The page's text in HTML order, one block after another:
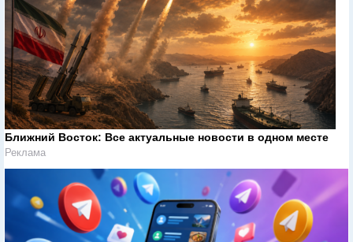
Ближний Восток: Все актуальные новости в одном месте
Реклама